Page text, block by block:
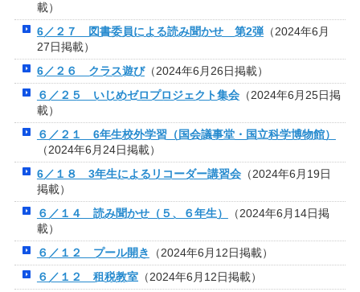
載）
6／２７ 図書委員による読み聞かせ 第2弾（2024年6月
27日掲載）
6／２６ クラス遊び（2024年6月26日掲載）
６／２５ いじめゼロプロジェクト集会（2024年6月25日掲
載）
６／２１ 6年生校外学習（国会議事堂・国立科学博物館）
（2024年6月24日掲載）
6／１８ 3年生によるリコーダー講習会（2024年6月19日
掲載）
６／１４ 読み聞かせ（５、６年生）
（2024年6月14日掲
載）
６／１２ プール開き
（2024年6月12日掲載）
６／１２ 租税教室（2024年6月12日掲載）